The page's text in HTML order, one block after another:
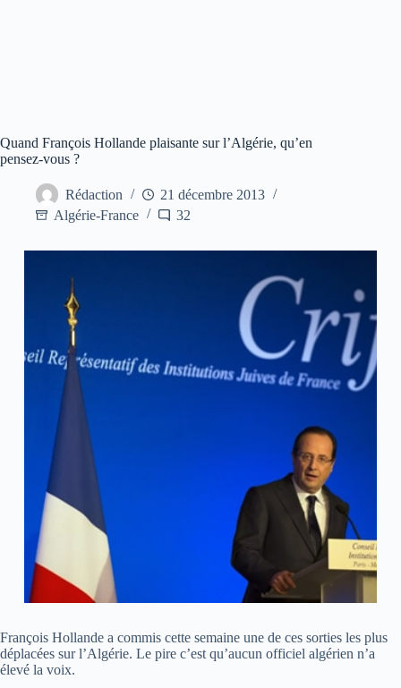
Quand François Hollande plaisante sur l’Algérie, qu’en
pensez-vous ?
Rédaction
21 décembre 2013
Algérie-France
32
François Hollande a commis cette semaine une de ces sorties les plus
déplacées sur l’Algérie. Le pire c’est qu’aucun officiel algérien n’a
élevé la voix.